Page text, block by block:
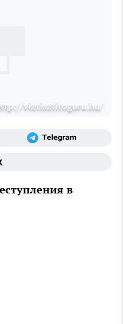
viztisztitoguru.hu/
в